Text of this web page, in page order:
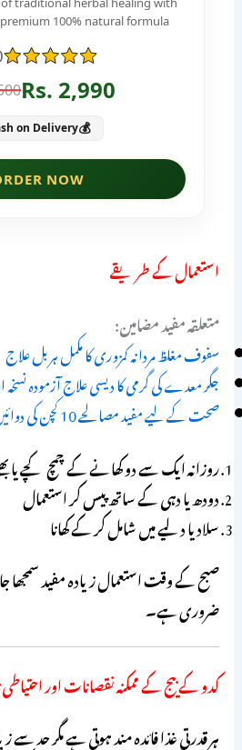
استعمال کے طریقے
متعلقہ مفید مضامین:
سفوف مغلظ مردانہ کمزوری کا مکمل ہربل علاج
جگر معدے کی گرمی کا دیسی علاج آزمودہ نسخہ
صحت کے لیے مفید مصالحے 10 کچن کی دوائیں اور فوائد
روزانہ ایک سے دو کھانے کے چمچ کچے یا
دودھ یا دہی کے ساتھ پیس کر استعمال
سلاد یا دلیے میں شامل کر کے کھانا
صبح کے وقت استعمال زیادہ مفید سمجھا
ضروری ہے۔
کدو کے بیج کے ممکنہ نقصانات اور احتیاطی
ہر قدرتی غذا فائدہ مند ہوتی ہے مگر حد